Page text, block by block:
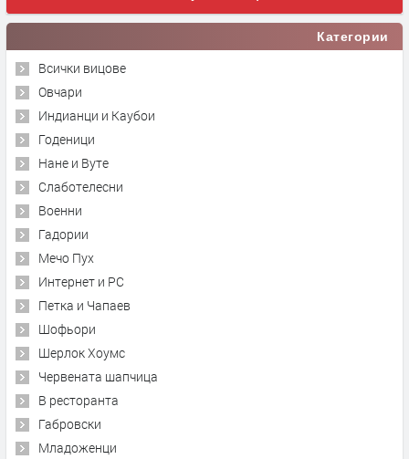
Категории
Всички вицове
Овчари
Индианци и Каубои
Годеници
Нане и Вуте
Слаботелесни
Военни
Гадории
Мечо Пух
Интернет и PC
Петка и Чапаев
Шофьори
Шерлок Хоумс
Червената шапчица
В ресторанта
Габровски
Младоженци